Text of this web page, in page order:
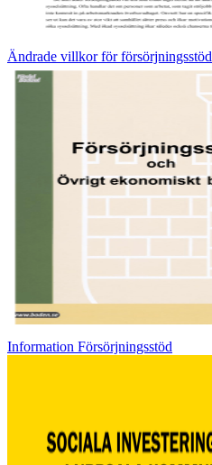
Ändrade villkor för försörjningsstöd
Information Försörjningsstöd